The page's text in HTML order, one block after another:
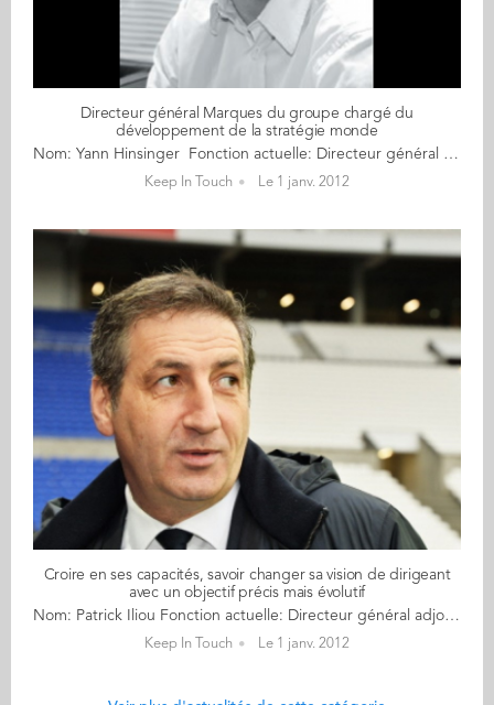
Directeur général Marques du groupe chargé du
développement de la stratégie monde
Nom: Yann Hinsinger Fonction actuelle: Directeur général Marques du Groupe ERAM Diplôme Audencia: GE 91 Nationalité: Française Residence: France Le produit. Peu importe son origine, pourvu qu’il soit de qualité. Peu importe qu’il soit alimentaire, en bois, grand, petit, qu’il soit en laine d’Écosse ou en jersey, pourvu qu’il faille le distribuer… Le produit est – et a toujours été – la passion de Yann Hinsinger. Pas de plan de carrière – des rencontres. Pas de plans tirés sur la comète, mais une ambition : distribuer des produits avec brio. 1991. Alors que certains de ses camarades de promotion fondent sur les grands groupes publics qui s’ouvrent sur l’extérieur – France Télécom/Wanadoo, la Poste… –, alors que d’autres, empruntant la voie royale commerciale, investissent des maisons comme Danone ou Suchard, Yann Hinsinger, seul ou presque, monte au front, direction : la grande distribution. Un choix étrange pour ses contemporains, évident pour lui : “Je partais du principe que le secteur d’activité n’avait finalement que peu d’importance. Ce qui m’intéressait, c’était le marketing produit. J’étais attiré par le produit.“ Et pour y accéder, le mieux est encore de passer par le terrain. Ce que fait Yann Hinsinger. Groupe Mulliez. Auchan. Chef de rayon. Lequel ? “Quand vous entrez chez Auchan, vous ignorez quel rayon vous sera attribué. J’aimais l’alimentaire. J’ai eu le textile homme.“ À 22 ans, il hérite en fait d’une véritable petite PME – “À cette époque-là, chaque rayon était indépendant, vous aviez vos comptes d’exploitation, la responsabilité de votre résultat, vous deviez surveiller et gérer vos achats...“ Les 18 personnes qu’il a sous sa responsabilité l’obligent, par ailleurs, à une formation accélérée et in vivo du management en zone de turbulences. “Les rythmes étaient fous – 13 heures par jour, 6 jours sur 7 ! – mais quelle ambiance…“ Yann Hinsinger aime être au coeur du réacteur. Ça ne lui réussit pas trop mal : il devient référent national pour les acheteurs qui s’apprêtent à partir en Asie, à la centrale d’achat de Villeneuve- d’Ascq. Centrale qui lui fait un appel du pied pour qu’il la rejoigne. Ce n’est pas du goût de son directeur de magasin, qui lui refuse cette mobilité. Mauvaise méthode. Yann Hinsinger n’est pas quelqu’un que l’on retient par la contrainte. “J’ai quitté Auchan et rejoint Pimkie. Acheteur, chef de produit, chef de groupe – un petit d’abord, un gros ensuite – puis directeur des achats.“ Le produit, toujours, qui le propulse vers les hautes sphères. Des questions sur la stratégie, un peu de lassitude aussi, et voilà Yann Hinsinger qui vole vers de nouveaux horizons, après douze ans de bons et loyaux services chezPimkie. Il répond à une annonce parue dans Le Journal du textile et candidate pour le poste de directeur général du groupe ERAM. La marque aux slogans cultes a besoin de se repenser et de faire peau neuve pour renouer avec les bénéfices. Elle prend le taureau par les cornes et charge Yann Hinsinger de restructurer l’entreprise. Les équipes, séduites par cette volonté de modernisation et la pugnacité du nouveau DG, adhèrent immédiatement. “Il y avait une mentalité d’entreprise de production, il fallait entrer dans une logique de distributeurs.“ Les résultats suivent. Le chiffre d’affaires repart. Les bénéfices suivent bientôt. Mais Yann Hinsinger est déjà ailleurs, toujours dans le groupe détenu par la famille Biotteau, mais ailleurs. Tati, colosse aux pieds d’argile – 600 millions d’euros de chiffre d’affaires mais des marges faibles ou inexistantes –, a besoin d’un coup de fouet. Yann Hinsinger applique la même méthode mais en l’adaptant au monde du hard discount. On restructure les équipes afin de former une direction générale de combat capable de voler de ses propres ailes et on rationalise. C’est chose faite en trois ans. Désormais directeur général Marques du groupe, chargé du développement de la stratégie monde et des acquisitions de marques. Yann Hinsinger – tout en gardant un pied dans l’opérationnel, mais comment pourrait- il en être autrement ? – ajoute donc un axe stratégique à sa carrière. En s’appuyant naturellement sur son expérience du terrain. “C’est très intéressant de savoir profiter de son expérience passée pouraller de l’avant.“ Au regard de celle qu’il accumule désormais, la suite risque d’être passionnante !
Keep In Touch Le 1 janv. 2012
Croire en ses capacités, savoir changer sa vision de dirigeant
avec un objectif précis mais évolutif
Nom: Patrick Iliou Fonction actuelle: Directeur général adjoint de l’Olympique Lyonnais Diplôme Audencia: GE 93 Nationalité: Française Résidence: La mobilité, selon Patrick Iliou, est une qualité incontournable dans la carrière d’un dirigeant et recouvre plusieurs notions. Au sens premier du terme, elle est bien géographique et permet aux jeunes diplômés, comme aux dirigeants chevronnés, d’acquérir compétences et ouverture d’esprit. Mais pour le DGA de l’Olympique Lyonnais, la mobilité est aussi – et peut-être avant toute autre chose – une vision du rôle de dirigeant qui favorise la prise de hauteur. Et l’assemblage de compétences acquises au travers de rencontres et de différentes fonctions occupées au long d’un parcours professionnel. Patrick Iliou reste un fervent supporter de l’audit. Ne comptez pas sur lui pour céder aux modes et aux tendances factices qui le considèrent, parfois et à tort, comme un choix par défaut. L’audit est un atout maître pour avancer. “À mon époque, dans les années 90, c’était la ‘voie royale’. Nous étions près de 90 % à nous y porter. C’est différent, semble-t-il, aujourd’hui. Pourtant, je demeure persuadé que c’est une excellente discipline pour bâtir les fondations d’une carrière.“ Pourquoi ? “Parce que vous allez pouvoir être en contact et analyser, en peu de temps, le fonctionnement de dizaines d’entreprises, que vous auriez mis plusieurs années à connaître si vous étiez passé par chacune d’elles.“ Parole de spécialiste. Et preuve à l’appui. 1993. Patrick Iliou entre chez KPMG Audit après un stage. Il y reste trois ans et, comme souvent dans l’audit, est embauché par l’un de ses clients. “Les Comptoirs Modernes de Rennes m’ont fait une proposition et je les ai rejoints. La personne qui m’a recruté était un ancien d’Audencia, ce qui prouve l’importance des rencontres et la nécessité d’un réseau fort au sein d’une école.“ Les Comptoirs Modernes de Rennes (magasins STOC) deviennent CHAMPION (Groupe Carrefour) et l’ascension de Patrick Iliou, au sein du groupe de distribution, s’effectue rapidement par le biais de fonctions très diverses. “J’ai quitté l’audit pour les fruits et légumes, pour un parcours initiatique déterminant ! Ensuite, j’ai connu plusieurs postes : directeur d’un supermarché à Rennes, puis directeur financier et directeur des achats et de la logistique.“ Enfin, il prend la direction d’un réseau de supermarchés, d’abord à Bourges, puis à Lyon. Il change d’échelle. “Là, c’était un peu différent, je gérais 2 200 personnes et 600 M€ de chiffre d’affaires en direct !“ Entré dans la grande distribution grâce à une rencontre, c’est également une rencontre qui l’en fera sortir. “Un soir, en 2006, j’ai rencontré le président de l’Olympique Lyonnais, Jean-Michel Aulas. Nous avons discuté et il m’a parlé de ses projets : développer le merchandising du club et le projet de Grand Stade de Lyon. L’homme m’a plu. Comme ses projets.“ Il se jette alors à 120 % dans ce nouveau défi en veillant à conserver l’approche terrain et la remise en cause systématique apprise dans ses précédentes missions. “C’est quelque chose qui est important. Rester concentré sur sa mission et ses objectifs, à plus forte raison quand le milieu dans lequel vous évoluez est assez médiatique.“ Une attitude que ses années Audencia Nantes auront participé à développer : “L’École, au-delà des savoirs académiques qu’elle a pu me fournir, a surtout contribué à me forger une personnalité ouverte et m’a offert les moyens de m’adapter à des situations très diverses.“ Et question adaptation, Patrick Iliou a dû mettre les bouchées doubles pour réussir à passer, sans sas de dépressurisation, de la grande distribution au monde du sport et de l’élite sportive. Le chantier du Grand Stade (405 M€) qui m’a été confié est un dossier passionnant. Les clubs de football sont assez dépendants des droits télé. Or, comme pour toute entreprise, il est important de diversifier ses revenus. La réponse des grands clubs européens, dont nous faisons partie, a été de se porter sur des relais de croissance, en l’espèce, les grands stades. Et les formidables succès, tant en termes d’affluence que de revenus, du Bayern de Munich avec l’Allianz Arena ou d’Arsenal avec l’Emirates Stadium démontrent la pertinence de ce modèle économique.“ Mais ici, le business et la version transversale de l’entreprise ne suffisent plus, il faut intégrer d’autres dimensions, comme l’aménagement du territoire, les projets d’agglomération, la vision “métropole européenne“, la création d’emplois et de valeurs... Bref, savoir faire preuve de mobilité intellectuelle afin d’associer des compétences qui ne vont pas de soi mais dont la complémentarité permet de résoudre des problématiques multiples.
Keep In Touch Le 1 janv. 2012